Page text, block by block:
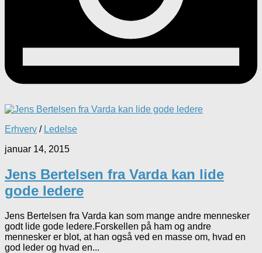
Erhverv / Ledelse
januar 14, 2015
Jens Bertelsen fra Varda kan lide
gode ledere
Jens Bertelsen fra Varda kan som mange andre mennesker
godt lide gode ledere.Forskellen på ham og andre
mennesker er blot, at han også ved en masse om, hvad en
god leder og hvad en...